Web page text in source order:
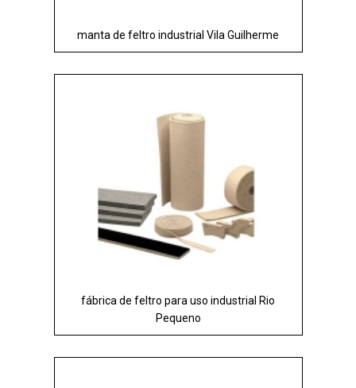
manta de feltro industrial Vila Guilherme
fábrica de feltro para uso industrial Rio
Pequeno